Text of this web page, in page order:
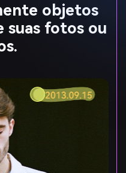
objetos
suas fotos ou